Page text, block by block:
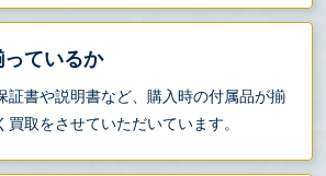
ているか
証書や説明書など、購入時の付属品が揃
買取をさせていただいています。